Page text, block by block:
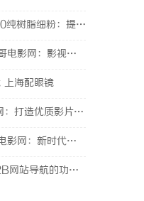
：提升塑料制品性能的新选择
资源的宝库与用户体验的革新
上海配眼镜
影片在线观看体验的全新平台
时代观影体验的创新平台
航的功能与发展趋势